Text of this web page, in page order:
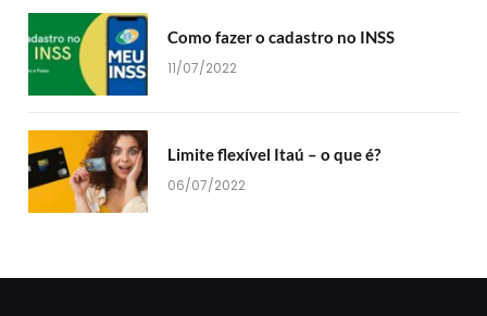
Como fazer o cadastro no INSS
11/07/2022
Limite flexível Itaú – o que é?
06/07/2022